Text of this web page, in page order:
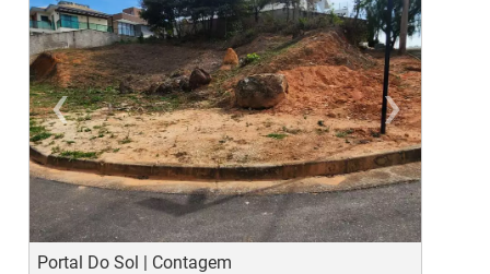
‹
Previous
›
Portal Do Sol | Contagem